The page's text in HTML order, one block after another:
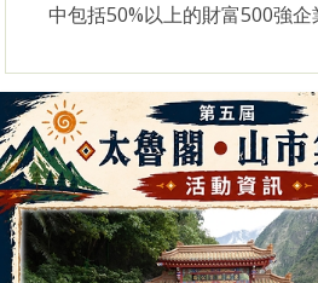
中包括50%以上的財富500強企